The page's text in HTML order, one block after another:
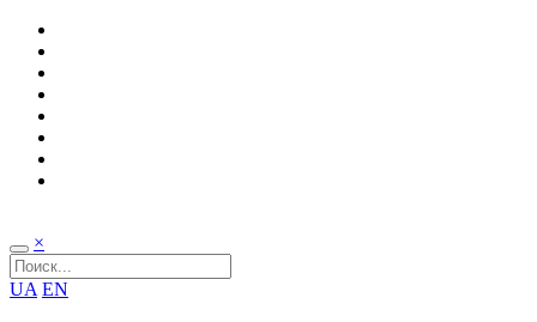
×
UA EN